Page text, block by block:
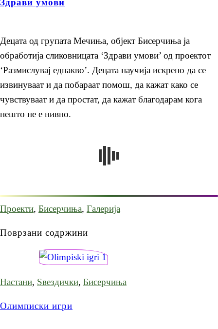
Здрави умови
Децата од групата Мечиња, објект Бисерчиња ја
обработија сликовницата ‘Здрави умови’ од проектот
‘Размислувај еднакво’. Децата научија искрено да се
извинуваат и да побараат помош, да кажат како се
чувствуваат и да простат, да кажат благодарам кога
нешто не е нивно.
Проекти, Бисерчиња, Галерија
Поврзани содржини
Настани, Ѕвездички, Бисерчиња
Олимписки игри